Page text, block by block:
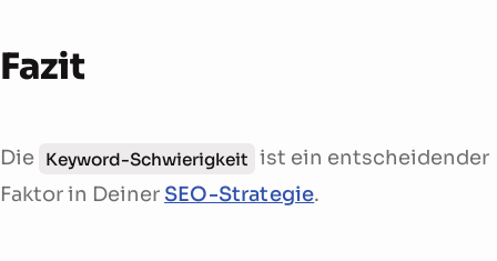
Fazit
Die Keyword-Schwierigkeit ist ein entscheidender
Faktor in Deiner SEO-Strategie.